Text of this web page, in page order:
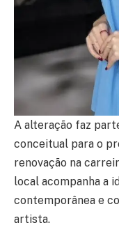
A alteração faz
conceitual para o
renovação na
local acompanha a
contemporânea e
artista.